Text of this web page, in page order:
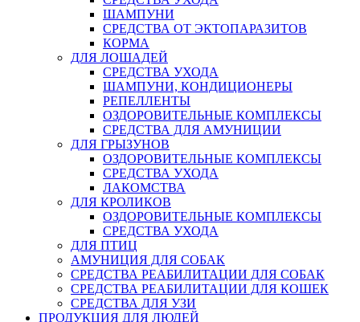
ШАМПУНИ
СРЕДСТВА ОТ ЭКТОПАРАЗИТОВ
КОРМА
ДЛЯ ЛОШАДЕЙ
СРЕДСТВА УХОДА
ШАМПУНИ, КОНДИЦИОНЕРЫ
РЕПЕЛЛЕНТЫ
ОЗДОРОВИТЕЛЬНЫЕ КОМПЛЕКСЫ
СРЕДСТВА ДЛЯ АМУНИЦИИ
ДЛЯ ГРЫЗУНОВ
ОЗДОРОВИТЕЛЬНЫЕ КОМПЛЕКСЫ
СРЕДСТВА УХОДА
ЛАКОМСТВА
ДЛЯ КРОЛИКОВ
ОЗДОРОВИТЕЛЬНЫЕ КОМПЛЕКСЫ
СРЕДСТВА УХОДА
ДЛЯ ПТИЦ
АМУНИЦИЯ ДЛЯ СОБАК
СРЕДСТВА РЕАБИЛИТАЦИИ ДЛЯ СОБАК
СРЕДСТВА РЕАБИЛИТАЦИИ ДЛЯ КОШЕК
СРЕДСТВА ДЛЯ УЗИ
ПРОДУКЦИЯ ДЛЯ ЛЮДЕЙ